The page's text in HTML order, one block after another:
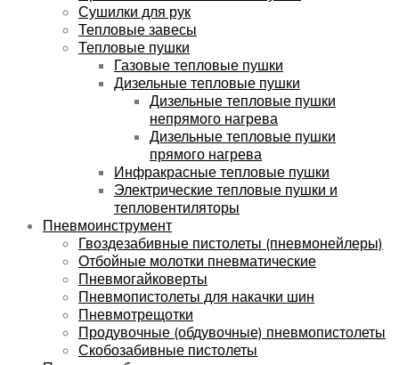
Сушилки для рук
Тепловые завесы
Тепловые пушки
Газовые тепловые пушки
Дизельные тепловые пушки
Дизельные тепловые пушки
непрямого нагрева
Дизельные тепловые пушки
прямого нагрева
Инфракрасные тепловые пушки
Электрические тепловые пушки и
тепловентиляторы
Пневмоинструмент
Гвоздезабивные пистолеты (пневмонейлеры)
Отбойные молотки пневматические
Пневмогайковерты
Пневмопистолеты для накачки шин
Пневмотрещотки
Продувочные (обдувочные) пневмопистолеты
Скобозабивные пистолеты